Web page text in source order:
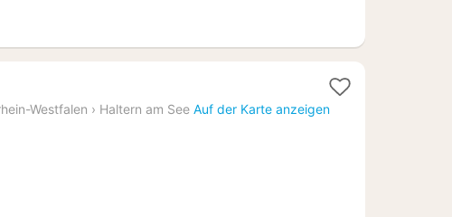
Westfalen › Haltern am See Auf der Karte anzeigen